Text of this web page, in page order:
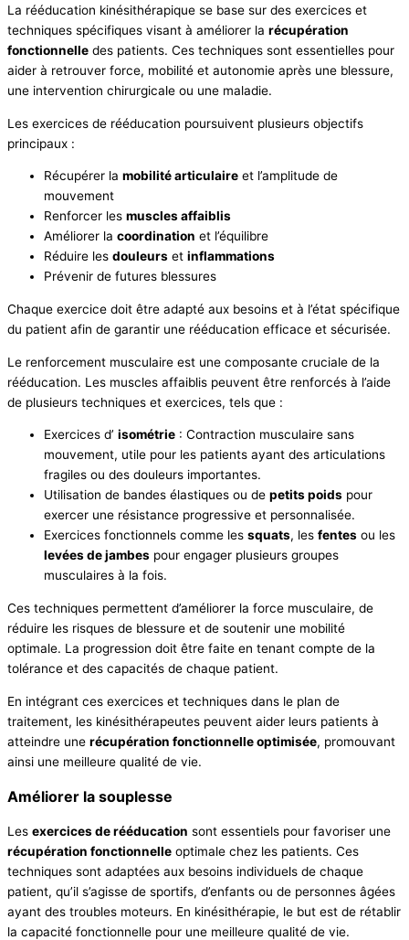
La rééducation kinésithérapique se base sur des exercices et
techniques spécifiques visant à améliorer la récupération
fonctionnelle des patients. Ces techniques sont essentielles pour
aider à retrouver force, mobilité et autonomie après une blessure,
une intervention chirurgicale ou une maladie.
Les exercices de rééducation poursuivent plusieurs objectifs
principaux :
Récupérer la mobilité articulaire et l’amplitude de
mouvement
Renforcer les muscles affaiblis
Améliorer la coordination et l’équilibre
Réduire les douleurs et inflammations
Prévenir de futures blessures
Chaque exercice doit être adapté aux besoins et à l’état spécifique
du patient afin de garantir une rééducation efficace et sécurisée.
Le renforcement musculaire est une composante cruciale de la
rééducation. Les muscles affaiblis peuvent être renforcés à l’aide
de plusieurs techniques et exercices, tels que :
Exercices d’ isométrie : Contraction musculaire sans
mouvement, utile pour les patients ayant des articulations
fragiles ou des douleurs importantes.
Utilisation de bandes élastiques ou de petits poids pour
exercer une résistance progressive et personnalisée.
Exercices fonctionnels comme les squats, les fentes ou les
levées de jambes pour engager plusieurs groupes
musculaires à la fois.
Ces techniques permettent d’améliorer la force musculaire, de
réduire les risques de blessure et de soutenir une mobilité
optimale. La progression doit être faite en tenant compte de la
tolérance et des capacités de chaque patient.
En intégrant ces exercices et techniques dans le plan de
traitement, les kinésithérapeutes peuvent aider leurs patients à
atteindre une récupération fonctionnelle optimisée, promouvant
ainsi une meilleure qualité de vie.
Améliorer la souplesse
Les exercices de rééducation sont essentiels pour favoriser une
récupération fonctionnelle optimale chez les patients. Ces
techniques sont adaptées aux besoins individuels de chaque
patient, qu’il s’agisse de sportifs, d’enfants ou de personnes âgées
ayant des troubles moteurs. En kinésithérapie, le but est de rétablir
la capacité fonctionnelle pour une meilleure qualité de vie.